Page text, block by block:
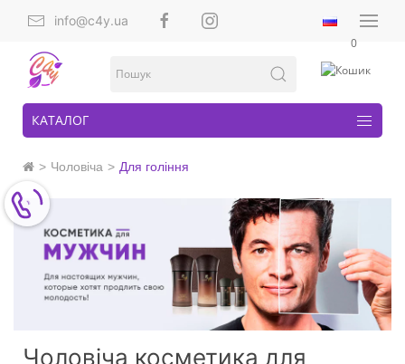
info@c4y.ua
0
КАТАЛОГ
Чоловіча Для гоління
Чоловіча косметика для